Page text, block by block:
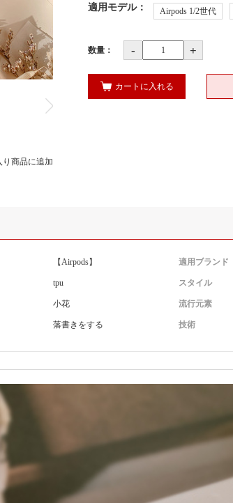
り商品に追加
適用モデル： Airpods 1/2世代
数量： - +
カートに入れる
【Airpods】 適用ブランド
tpu スタイル
小花 流行元素
落書きをする 技術